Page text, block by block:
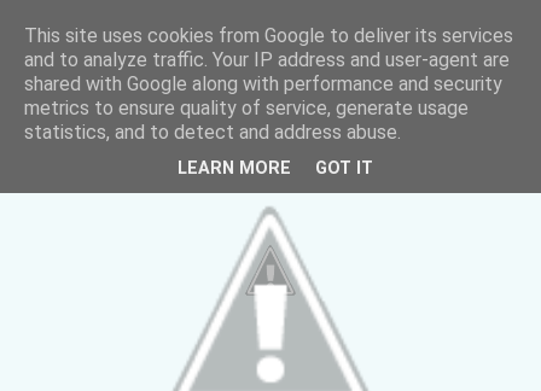
This site uses cookies from Google to deliver its services
and to analyze traffic. Your IP address and user-agent are
shared with Google along with performance and security
metrics to ensure quality of service, generate usage
statistics, and to detect and address abuse.
LEARN MORE GOT IT